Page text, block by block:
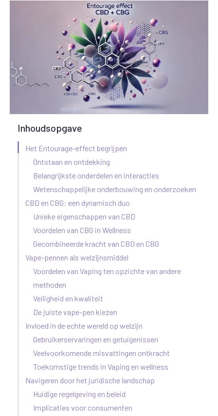
Inhoudsopgave
Het Entourage-effect begrijpen
Ontstaan en ontdekking
Belangrijkste onderdelen en interacties
Wetenschappelijke onderbouwing en onderzoeken
CBD en CBG: een dynamisch duo
Unieke eigenschappen van CBD
Voordelen van CBG in Wellness
Gecombineerde kracht van CBD en CBG
Vape-pennen als welzijnsmiddel
Voordelen van Vaping ten opzichte van andere
methoden
Veiligheid en kwaliteit
De juiste vape-pen kiezen
Invloed in de echte wereld op welzijn
Gebruikerservaringen en getuigenissen
Veelvoorkomende misvattingen ontkracht
Toekomstige trends in Vaping en wellness
Navigeren door het juridische landschap
Huidige regelgeving en beleid
Implicaties voor consumenten